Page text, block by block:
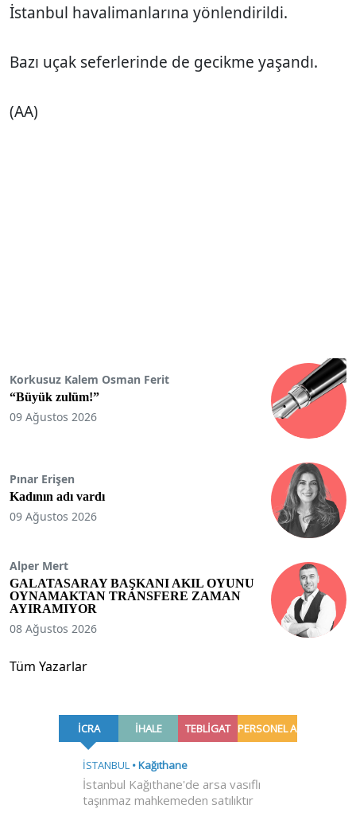
İstanbul havalimanlarına yönlendirildi.
Bazı uçak seferlerinde de gecikme yaşandı.
(AA)
Korkusuz Kalem Osman Ferit
“Büyük zulüm!”
09 Ağustos 2026
Pınar Erişen
Kadının adı vardı
09 Ağustos 2026
Alper Mert
GALATASARAY BAŞKANI AKIL OYUNU
OYNAMAKTAN TRANSFERE ZAMAN
AYIRAMIYOR
08 Ağustos 2026
Tüm Yazarlar